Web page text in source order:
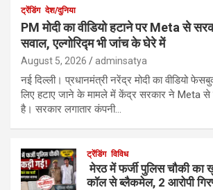
ट्रेंडिंग देश/दुनिया
PM मोदी का वीडियो हटाने पर Meta से
सवाल, एल्गोरिद्म भी जांच के घेरे में
August 5, 2026 adminsatya
नई दिल्ली। प्रधानमंत्री नरेंद्र मोदी का वीडियो
लिए हटाए जाने के मामले में केंद्र सरकार ने Meta
है। सरकार लगातार कंपनी…
ट्रेंडिंग विविध
मेरठ में फर्जी पुलिस चौकी का
कॉल से ब्लैकमेल, 2 आरोपी